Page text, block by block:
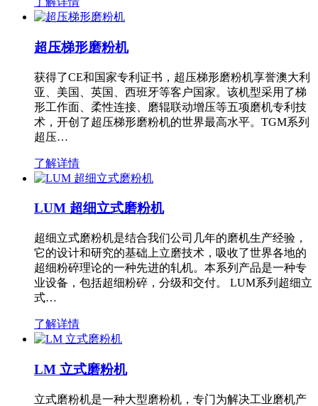
超压梯形磨粉机
获得了CE和国家专利证书，超压梯形磨粉机享誉澳大利
亚、美国、英国、西班牙等客户国家。该机型采用了梯
形工作面、柔性连接、磨辊联动增压等五项磨机专利技
术，开创了超压梯形磨粉机的世界最高水平。TGM系列
超压…
了解详情
LUM 超细立式磨粉机
超细立式磨粉机是结合我们公司几年的磨机生产经验，
它的设计和研究的基础上立磨技术，吸收了世界各地的
超细粉碎理论的一种先进的轧机。本系列产品是一种专
业设备，包括超细粉碎，分级和交付。 LUM系列超细立
式…
了解详情
LM 立式磨粉机
立式磨粉机是一种大型磨粉机，专门为解决工业磨机产